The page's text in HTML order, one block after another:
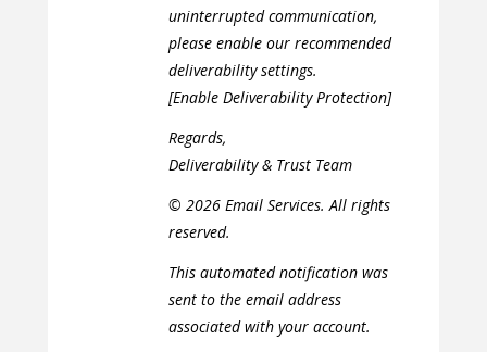
uninterrupted communication,
please enable our recommended
deliverability settings.
[Enable Deliverability Protection]
Regards,
Deliverability & Trust Team
© 2026 Email Services. All rights
reserved.
This automated notification was
sent to the email address
associated with your account.